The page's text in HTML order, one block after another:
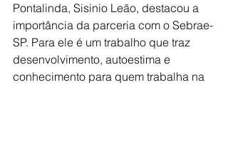
Pontalinda, Sisinio Leão, destacou a
importância da parceria com o Sebrae-
SP. Para ele é um trabalho que traz
desenvolvimento, autoestima e
conhecimento para quem trabalha na